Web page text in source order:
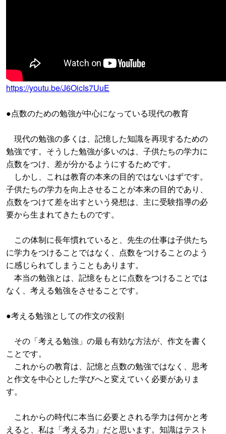
https://youtu.be/J6OicIs7UuE
●点数のための勉強が中心になっている現代の教育
現代の勉強の多くは、記憶した知識を再現するための
勉強です。そうした勉強が多いのは、子供たちの学力に
点数をつけ、差が分かるようにするためです。
しかし、これは教育の本来の目的ではないはずです。
子供たちの学力を向上させることが本来の目的であり、
点数をつけて差を出すという発想は、主に受験指導の必
要から生まれてきたものです。
この体制に長年慣れていると、先生の仕事は子供たち
に学力をつけることではなく、点数をつけることのよう
に感じられてしまうこともあります。
本当の勉強とは、記憶をもとに点数をつけることでは
なく、考える勉強をさせることです。
●考える勉強としての作文の役割
その「考える勉強」の最も有効な方法が、作文を書く
ことです。
これからの教育は、記憶と点数の勉強ではなく、思考
と作文を中心とした学びへと変えていく必要がありま
す。
これからの時代に本当に必要とされる学力は何かと考
えると、私は「考える力」だと思います。知識はテスト